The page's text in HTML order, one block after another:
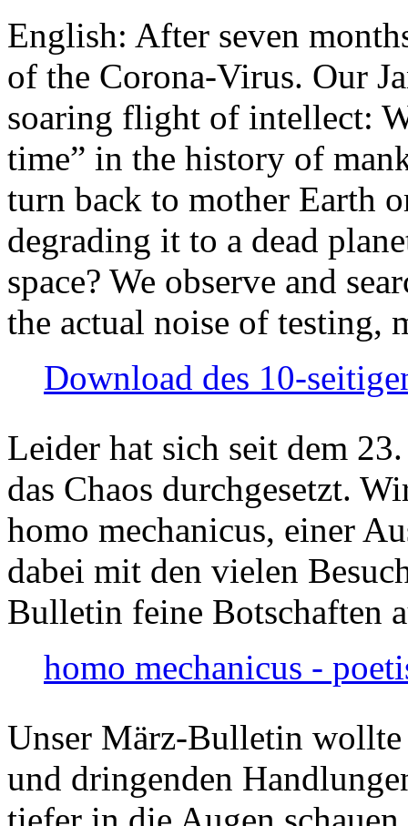
English: After seven
of the Corona-Virus. Our
soaring flight of intellect:
time” in the history of
turn back to mother Earth
degrading it to a dead
space? We observe and
the actual noise of testing,
Download des 10-
Leider hat sich seit dem
das Chaos durchgesetzt.
homo mechanicus, einer
dabei mit den vielen
Bulletin feine Botschaften
homo mechanicus -
Unser März-Bulletin
und dringenden